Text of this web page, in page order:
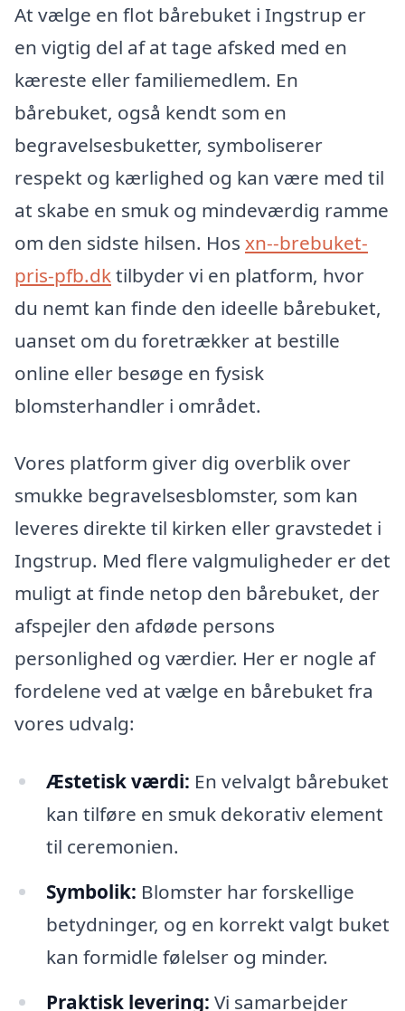
At vælge en flot bårebuket i Ingstrup er
en vigtig del af at tage afsked med en
kæreste eller familiemedlem. En
bårebuket, også kendt som en
begravelsesbuketter, symboliserer
respekt og kærlighed og kan være med til
at skabe en smuk og mindeværdig ramme
om den sidste hilsen. Hos xn--brebuket-
pris-pfb.dktilbyder vi en platform, hvor
du nemt kan finde den ideelle bårebuket,
uanset om du foretrækker at bestille
online eller besøge en fysisk
blomsterhandler i området.
Vores platform giver dig overblik over
smukke begravelsesblomster, som kan
leveres direkte til kirken eller gravstedet i
Ingstrup. Med flere valgmuligheder er det
muligt at finde netop den bårebuket, der
afspejler den afdøde persons
personlighed og værdier. Her er nogle af
fordelene ved at vælge en bårebuket fra
vores udvalg:
Æstetisk værdi: En velvalgt bårebuket
kan tilføre en smuk dekorativ element
til ceremonien.
Symbolik: Blomster har forskellige
betydninger, og en korrekt valgt buket
kan formidle følelser og minder.
Praktisk levering: Vi samarbejder